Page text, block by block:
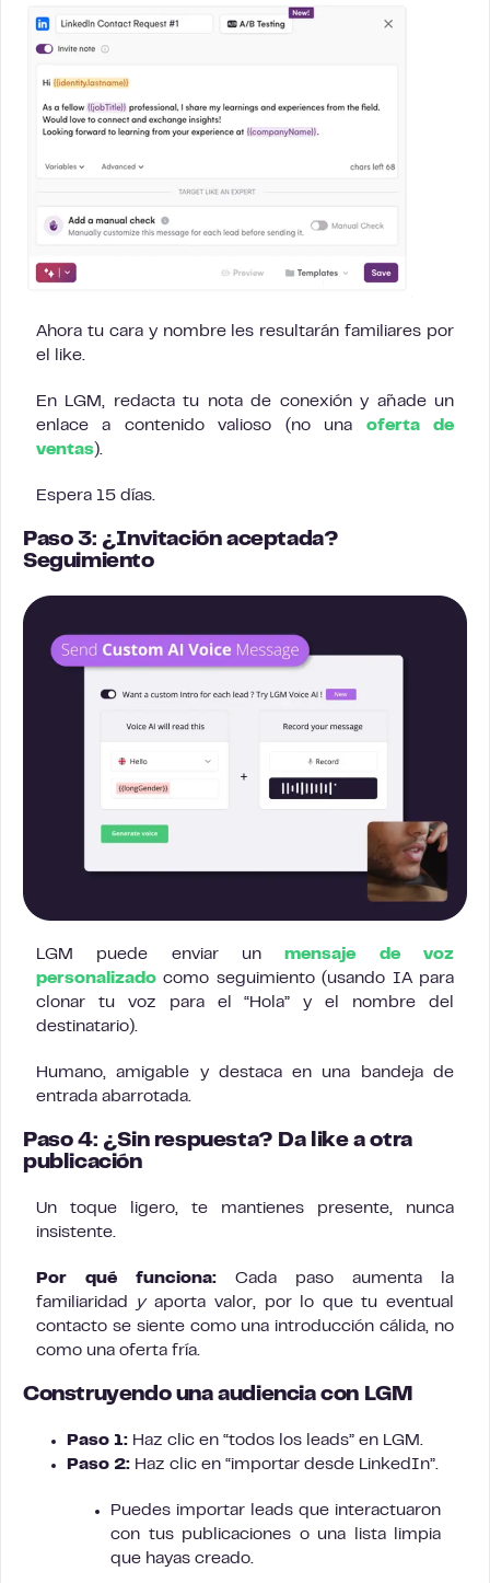
Ahora tu cara y nombre les resultarán familiares por
el like.
En LGM, redacta tu nota de conexión y añade un
enlace a contenido valioso (no una oferta de
ventas).
Espera 15 días.
Paso 3: ¿Invitación aceptada?
Seguimiento
LGM puede enviar unmensaje de voz
personalizado como seguimiento (usando IA para
clonar tu voz para el “Hola” y el nombre del
destinatario).
Humano, amigable y destaca en una bandeja de
entrada abarrotada.
Paso 4: ¿Sin respuesta? Da like a otra
publicación
Un toque ligero, te mantienes presente, nunca
insistente.
Por qué funciona: Cada paso aumenta la
familiaridad yaporta valor, por lo que tu eventual
contacto se siente como una introducción cálida, no
como una oferta fría.
Construyendo una audiencia con LGM
Paso 1: Haz clic en “todos los leads” en LGM.
Paso 2: Haz clic en “importar desde LinkedIn”.
Puedes importar leads que interactuaron
con tus publicaciones o una lista limpia
que hayas creado.